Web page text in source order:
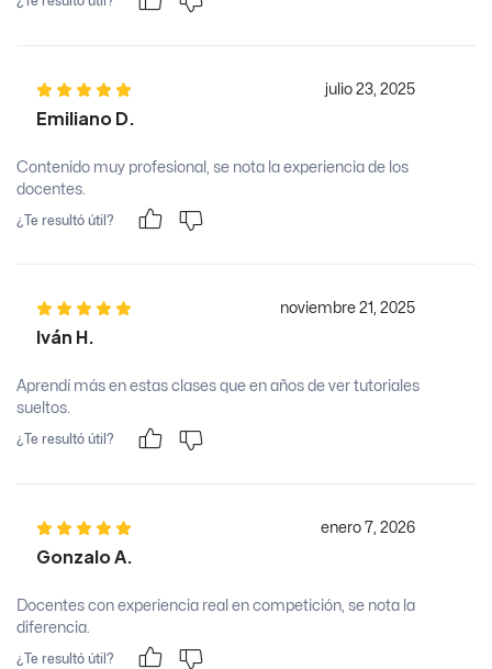
Emiliano D.
julio 23, 2025
Contenido muy profesional, se nota la experiencia de los
docentes.
¿Te resultó útil?
Iván H.
noviembre 21, 2025
Aprendí más en estas clases que en años de ver tutoriales
sueltos.
¿Te resultó útil?
Gonzalo A.
enero 7, 2026
Docentes con experiencia real en competición, se nota la
diferencia.
¿Te resultó útil?